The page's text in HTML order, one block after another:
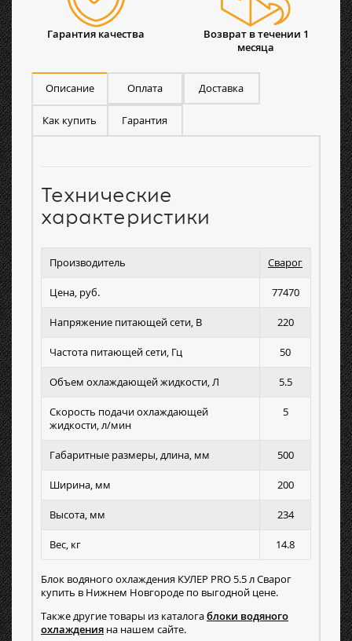
Гарантия качества
Возврат в течении 1
месяца
Описание Оплата Доставка
Как купить Гарантия
Технические
характеристики
Производитель Сварог
Цена, руб. 77470
Напряжение питающей сети, В 220
Частота питающей сети, Гц 50
Объем охлаждающей жидкости, Л 5.5
Скорость подачи охлаждающей
жидкости, л/мин
5
Габаритные размеры, длина, мм 500
Ширина, мм 200
Высота, мм 234
Вес, кг 14.8
Блок водяного охлаждения КУЛЕР PRO 5.5 л Сварог
купить в Нижнем Новгороде по выгодной цене.
Также другие товары из каталогаблоки водяного
охлаждения на нашем сайте.